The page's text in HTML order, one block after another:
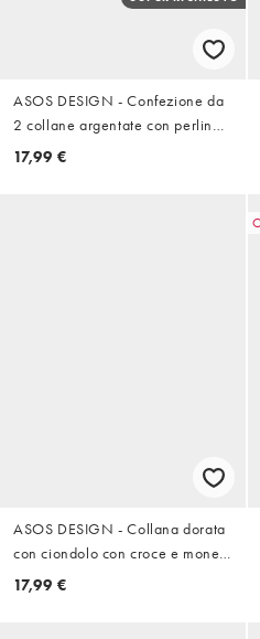
ASOS DESIGN - Confezione da
2 collane argentate con perline
e ciondolo a forma di sole
17,99 €
ASOS DESIGN - Collana dorata
con ciondolo con croce e moneta
di San Cristoforo
17,99 €